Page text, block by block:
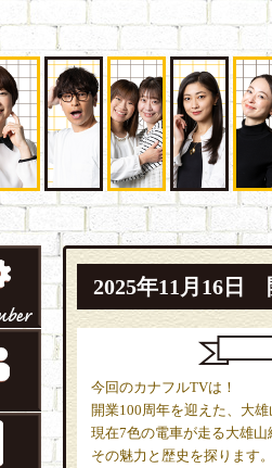
2025年11月16日
今回のカナフルTVは！
開業100周年を迎えた、大
現在7色の電車が走る大雄山
その魅力と歴史を探ります